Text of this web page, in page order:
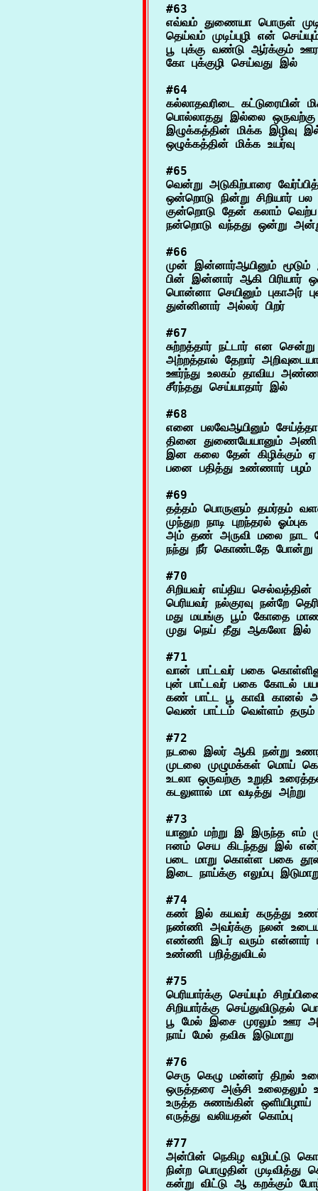
#63
எவ்வம் துணையா பொருள்
தெய்வம் முடிப்புழி என்
பூ புக்கு வண்டு ஆர்க்கும் ஊர
#64
கல்லாதவரிடை கட்டுரையின்
பொல்லாதது இல்லை
இழுக்கத்தின் மிக்க இழிவு
#65
வென்று அடுகிற்பாரை
ஒன்றொடு நின்று சிறியார்
குன்றொடு தேன் கலாம் வெற்ப
#66
முன் இன்னார்ஆயினும்
பின் இன்னார் ஆகி பிரியார்
பொன்னா செயினும் புகாஅர்
#67
சுற்றத்தார் நட்டார் என
அற்றத்தால் தேறார்
ஊர்ந்து உலகம் தாவிய
#68
எனை பலவேஆயினும்
தினை துணையேயானும்
இன கலை தேன் கிழிக்கும்
#69
தத்தம் பொருளும் தமர்தம்
முந்துற நாடி புறந்தரல் ஓம்புக
அம் தண் அருவி மலை நாட
#70
சிறியவர் எய்திய
பெரியவர் நல்குரவு நன்றே
மது மயங்கு பூம் கோதை
#71
வான் பாட்டவர் பகை
புன் பாட்டவர் பகை கோடல்
கண் பாட்ட பூ காவி கானல்
#72
நடலை இலர் ஆகி நன்று
முடலை முழுமக்கள் மொய்
உடலா ஒருவற்கு உறுதி
#73
யானும் மற்று இ இருந்த எம்
ஈனம் செய கிடந்தது இல்
படை மாறு கொள்ள பகை
#74
கண் இல் கயவர் கருத்து
நண்ணி அவர்க்கு நலன்
எண்ணி இடர் வரும் என்னார்
#75
பெரியார்க்கு செய்யும்
சிறியார்க்கு செய்துவிடுதல்
பூ மேல் இசை முரலும் ஊர
#76
செரு கெழு மன்னர் திறல்
ஒருத்தரை அஞ்சி
உருத்த சுணங்கின் ஒளியிழாய்
#77
அன்பின் நெகிழ வழிபட்டு
நின்ற பொழுதின் முடிவித்து
கன்று விட்டு ஆ கறக்கும்